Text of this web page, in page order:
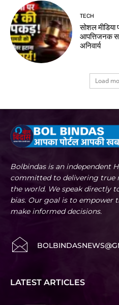
TECH
सोशल
आपत्तिजनक
अनिवार्य
Load
Bolbindas is an independent
committed to delivering true
the world. We speak directly
bias. Our goal is to empower
make informed decisions.
LATEST ARTICLES